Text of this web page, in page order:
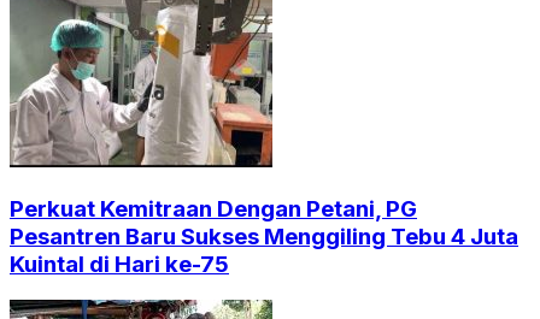
Perkuat Kemitraan Dengan Petani, PG
Pesantren Baru Sukses Menggiling Tebu 4 Juta
Kuintal di Hari ke-75